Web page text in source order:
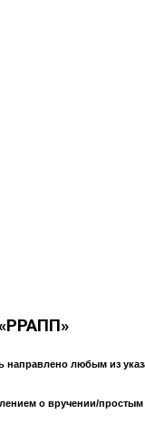
любым из
о вручении/